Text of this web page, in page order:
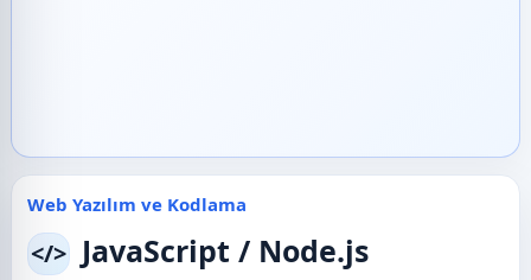
Web Yazılım ve Kodlama
</> JavaScript / Node.js